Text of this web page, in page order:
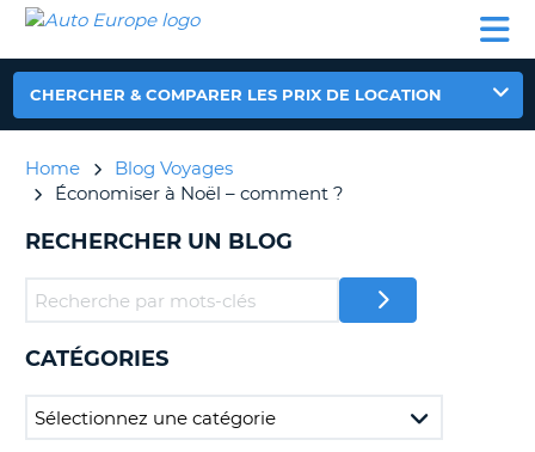
LOCATION
VOITURE
CAMPING-
CAR
CLIENT
AUTO
EUROPE
LOCATION
VOITURE
CAR
PARTENAIRES
CLIENT
COMPTE
GÉRER
MA
CHERCHER & COMPARER LES PRIX DE LOCATION
Home
Blog Voyages
Économiser à Noël – comment ?
RECHERCHER UN BLOG
CATÉGORIES